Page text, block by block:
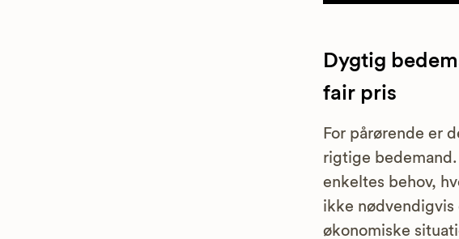
Dygtig
fair pris
For pårørende er
rigtige
enkeltes behov,
ikke
økonomiske